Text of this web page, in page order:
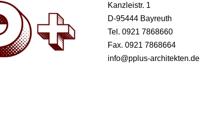
Kanzleistr. 1
D-95444 Bayreuth
Tel. 0921 7868660
Fax. 0921 7868664
info@pplus-architekten.de